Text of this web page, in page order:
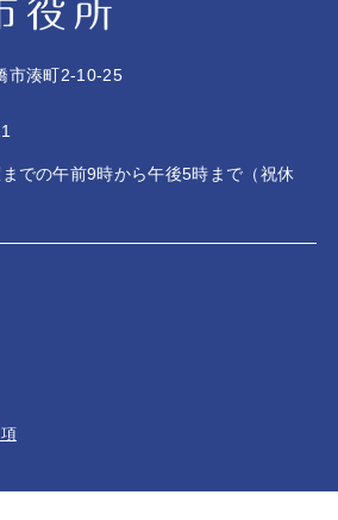
市湊町2-10-25
での午前9時から午後5時まで（祝休